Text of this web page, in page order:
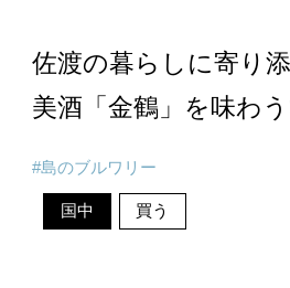
佐渡の暮らしに寄り添
美酒「金鶴」を味わ
島のブルワリー
国中 買う